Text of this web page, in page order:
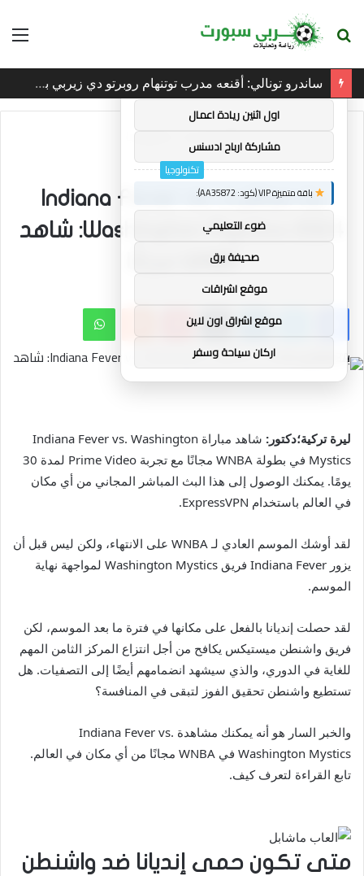
بحث
ساندرو تونالي: أقنعه مدرب توتنهام روبرتو دي زيربي بسرعة بالتوقيع
تكنولوجيا
تكنولوجيا
بث مباشر لـ Indiana Fever vs.
Washington Mystics 2024: شاهد
WNBA مجانًا
بينتيريست واتساب
ليرة تركية؛دكتور:
شاهد مباراة Indiana Fever vs. Washington
Mystics في بطولة WNBA مجانًا مع تجربة Prime Video لمدة 30
يومًا. يمكنك الوصول إلى هذا البث المباشر المجاني من أي مكان
في العالم باستخدام ExpressVPN.
لقد أوشك الموسم العادي لـ WNBA على الانتهاء، ولكن ليس قبل أن
يزور Indiana Fever فريق Washington Mystics لمواجهة نهاية
الموسم.
لقد حصلت إنديانا بالفعل على مكانها في فترة ما بعد الموسم، لكن
فريق واشنطن ميستيكس يكافح من أجل انتزاع المركز الثامن المهم
للغاية في الدوري، والذي سيشهد انضمامهم أيضًا إلى التصفيات. هل
تستطيع واشنطن تحقيق الفوز لتبقى في المنافسة؟
والخبر السار هو أنه يمكنك مشاهدة Indiana Fever vs.
Washington Mystics في WNBA مجانًا من أي مكان في العالم.
تابع القراءة لتعرف كيف.
متى تكون حمى إنديانا ضد واشنطن
توصيات :
باقة متميزة VIP (كود: AA38045):
اول اثنين ريادة اعمال
مشاركة ارباح ادسنس
باقة متميزة VIP (كود: AA35872):
ضوء التعليمي
صحيفة برق
موقع اشراقات
موقع اشراق اون لاين
اركان سياحة وسفر